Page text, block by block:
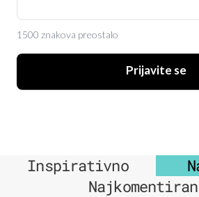
1500 znakova preostalo
Prijavite se
Inspirativno